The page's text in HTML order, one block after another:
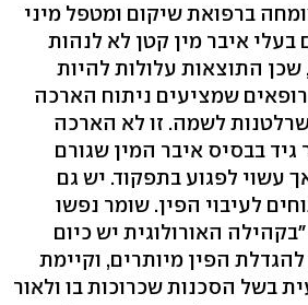
ברפואת שיקום ומטפל מיני
בעלי איבר מין קטן לא לנהות
התוצאות עלולות להיות
שמציעים ניתוח הארכה
לשמה. זו לא הארכה
בבסיס איבר המין שגורם
עשוי לפגוע בתפקוד. יש גם
לעיבוי הפין. שומר נפשו
האורולוגית יש כיום
הפין מיותרים, וקיימת
בשל הסכנות שכרוכות בו ולאור